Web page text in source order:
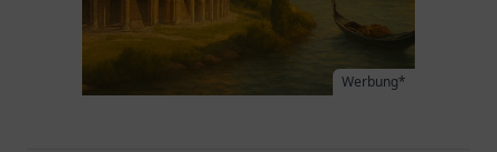
Werbung*